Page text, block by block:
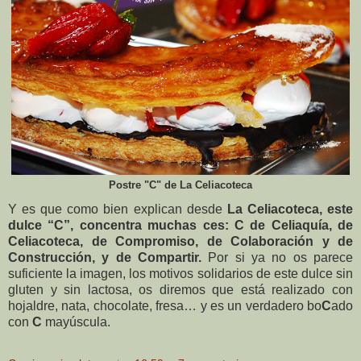
Postre "C" de La Celiacoteca
Y es que como bien explican desde La Celiacoteca, este
dulce “C”, concentra muchas ces: C de Celiaquía, de
Celiacoteca, de Compromiso, de Colaboración y de
Construcción, y de Compartir. Por si ya no os parece
suficiente la imagen, los motivos solidarios de este dulce sin
gluten y sin lactosa, os diremos que está realizado con
hojaldre, nata, chocolate, fresa… y es un verdadero boCado
con C mayúscula.